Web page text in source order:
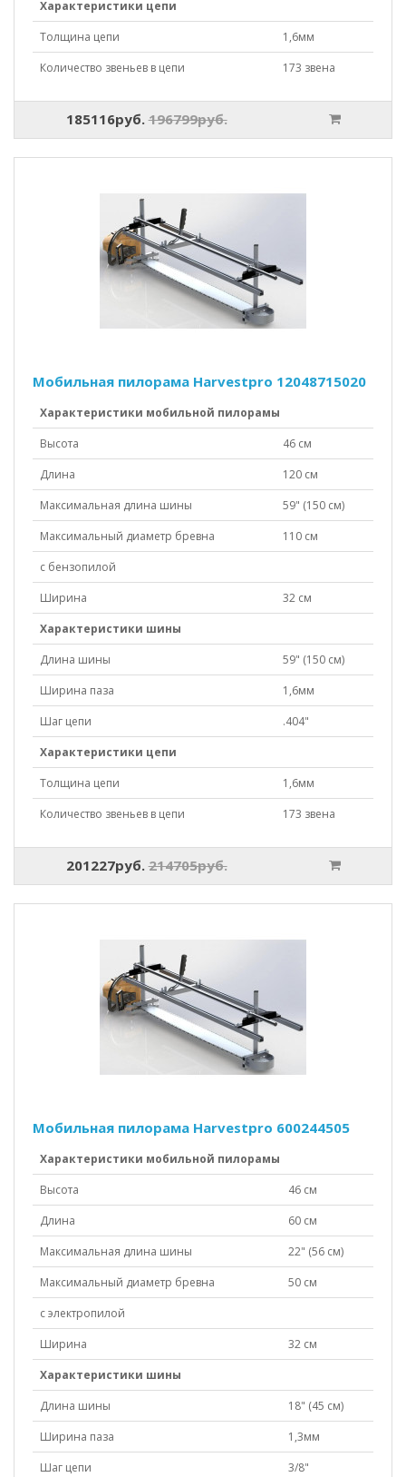
Характеристики цепи
Толщина цепи
1,6мм
Количество звеньев в цепи
173 звена
185116руб. 196799руб.
Мобильная пилорама Harvestpro 12048715020
Характеристики мобильной пилорамы
Высота
46 см
Длина
120 см
Максимальная длина шины
59" (150 см)
Максимальный диаметр бревна
110 см
с бензопилой
Ширина
32 см
Характеристики шины
Длина шины
59" (150 см)
Ширина паза
1,6мм
Шаг цепи
.404"
Характеристики цепи
Толщина цепи
1,6мм
Количество звеньев в цепи
173 звена
201227руб. 214705руб.
Мобильная пилорама Harvestpro 600244505
Характеристики мобильной пилорамы
Высота
46 см
Длина
60 см
Максимальная длина шины
22" (56 см)
Максимальный диаметр бревна
50 см
с электропилой
Ширина
32 см
Характеристики шины
Длина шины
18" (45 см)
Ширина паза
1,3мм
Шаг цепи
3/8"